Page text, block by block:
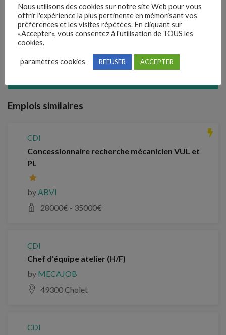
Référence
211FZDX
Clôture des candidatures : 14 septembre 2026
Emplois similaires
CDI
Concessionnaire recherche mécanicien VUL et
PL
byABVI
28000€ - 35000€
CDI
Chef d’équipe atelier (H/F)
by MECAJOB
49300 Cholet
CDI
Nous utilisons des cookies sur notre site Web pour vous
offrir l'expérience la plus pertinente en mémorisant vos
préférences et les visites répétées. En cliquant sur
«Accepter», vous consentez à l'utilisation de TOUS les
cookies.
paramètres cookies REFUSER ACCEPTER